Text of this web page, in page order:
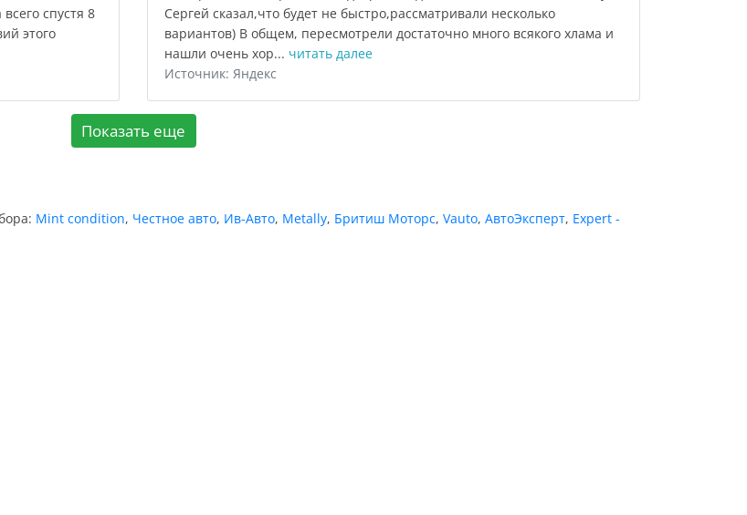
спустя 8
этого
Сергей сказал,что будет не быстро,рассматривали несколько
вариантов) В общем, пересмотрели достаточно много всякого хлама и
нашли очень хор... читать далее
Источник: Яндекс
Показать еще
Mint condition, Честное авто, Ив-Авто, Metally, Бритиш Моторс, Vauto, АвтоЭксперт, Expert -